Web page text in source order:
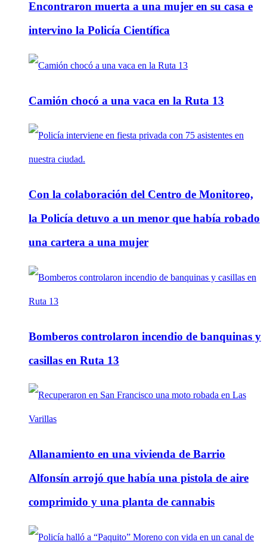
Encontraron muerta a una mujer en su casa e
intervino la Policía Científica
Camión chocó a una vaca en la Ruta 13
Con la colaboración del Centro de Monitoreo,
la Policía detuvo a un menor que había robado
una cartera a una mujer
Bomberos controlaron incendio de banquinas y
casillas en Ruta 13
Allanamiento en una vivienda de Barrio
Alfonsín arrojó que había una pistola de aire
comprimido y una planta de cannabis